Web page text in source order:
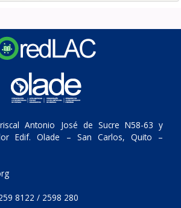
Antonio José de Sucre N58-63 y
Edif. Olade – San Carlos, Quito –
8122 / 2598 280